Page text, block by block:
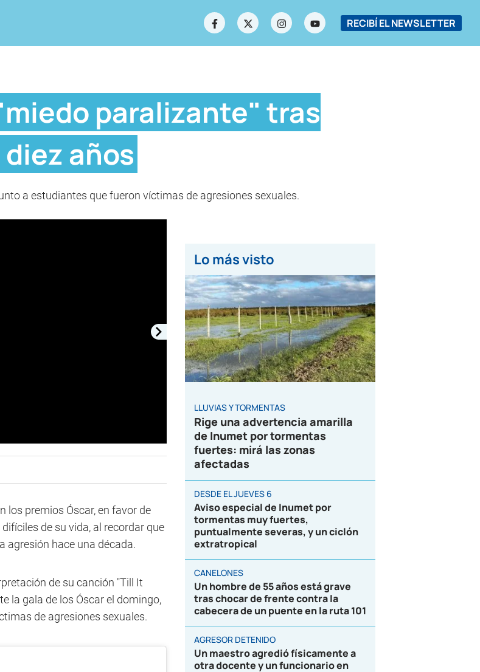
RECIBÍ EL NEWSLETTER
paralizante" tras
años
a estudiantes que fueron víctimas de agresiones sexuales.
los premios Óscar, en favor de
de su vida, al recordar que
agresión hace una década.
de su canción "Till It
la gala de los Óscar el domingo,
de agresiones sexuales.
Lo más visto
LLUVIAS Y TORMENTAS
Rige una advertencia amarilla
de Inumet por tormentas
fuertes: mirá las zonas
afectadas
DESDE EL JUEVES 6
Aviso especial de Inumet por
tormentas muy fuertes,
puntualmente severas, y un ciclón
extratropical
CANELONES
Un hombre de 55 años está grave
tras chocar de frente contra la
cabecera de un puente en la ruta 101
AGRESOR DETENIDO
Un maestro agredió físicamente a
otra docente y un funcionario en